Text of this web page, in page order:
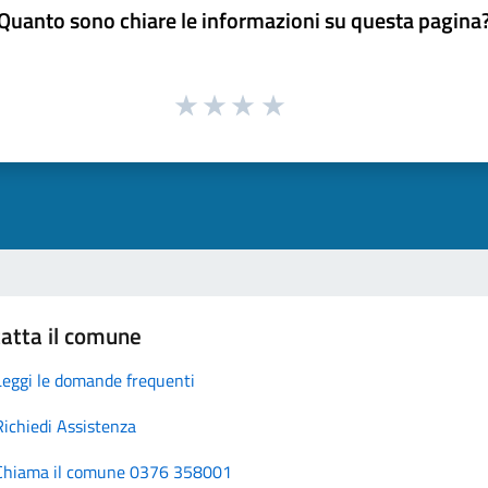
sono chiare le informazioni su questa
il comune
le domande frequenti
Assistenza
il comune 0376 358001